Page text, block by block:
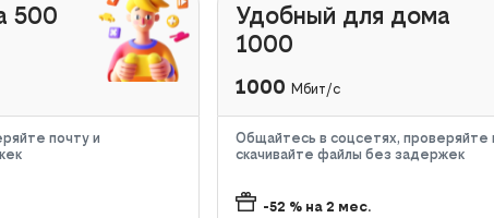
500
почту и
Удобный для дома
1000
1000 Мбит/с
Общайтесь в соцсетях, проверяйте
скачивайте файлы без задержек
-52 % на 2 мес.